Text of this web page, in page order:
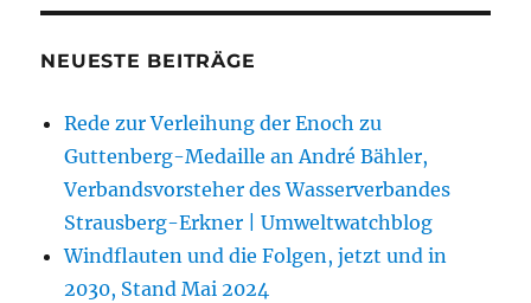
NEUESTE BEITRÄGE
Rede zur Verleihung der Enoch zu
Guttenberg-Medaille an André Bähler,
Verbandsvorsteher des Wasserverbandes
Strausberg-Erkner | Umweltwatchblog
Windflauten und die Folgen, jetzt und in
2030, Stand Mai 2024